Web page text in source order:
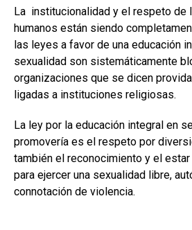
La institucionalidad y el respeto de
humanos están siendo
las leyes a favor de una educación
sexualidad son sistemáticamente
organizaciones que se dicen
ligadas a instituciones religiosas.
La ley por la educación integral en
promovería es el respeto por
también el reconocimiento y el
para ejercer una sexualidad libre,
connotación de violencia.